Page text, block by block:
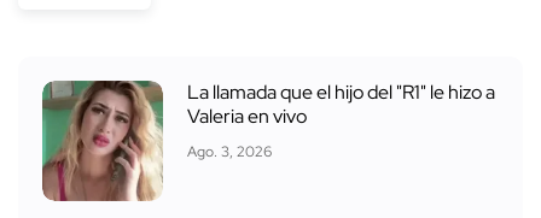
La llamada que el hijo del "R1" le hizo a
Valeria en vivo
Ago. 3, 2026